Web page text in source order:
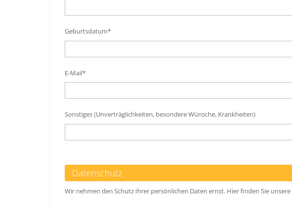
Geburtsdatum*
E-Mail*
Sonstiges (Unverträglichkeiten, besondere Wünsche, Krankheiten)
Datenschutz
Wir nehmen den Schutz Ihrer persönlichen Daten ernst. Hier finden Sie unsere